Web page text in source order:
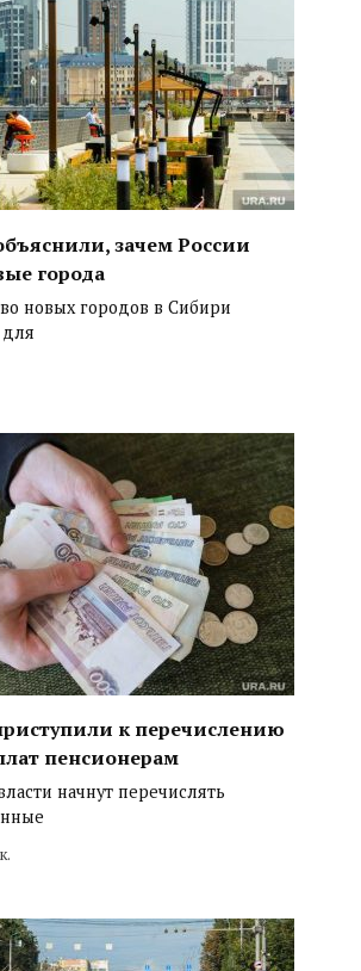
зачем России
города
новых городов в Сибири
к перечислению
пенсионерам
начнут перечислять